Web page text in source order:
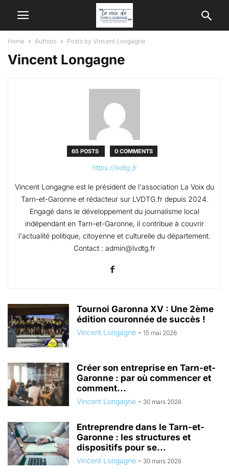
Home Authors Posts by Vincent Longagne
Vincent Longagne
65 POSTS 0 COMMENTS
https://lvdtg.fr
Vincent Longagne est le président de l'association La Voix du
Tarn-et-Garonne et rédacteur sur LVDTG.fr depuis 2024.
Engagé dans le développement du journalisme local
indépendant en Tarn-et-Garonne, il contribue à couvrir
l'actualité politique, citoyenne et culturelle du département.
Contact : admin@lvdtg.fr
Tournoi Garonna XV : Une 2ème
édition couronnée de succès !
Vincent Longagne - 15 mai 2026
Créer son entreprise en Tarn-et-
Garonne : par où commencer et
comment...
Vincent Longagne - 30 mars 2026
Entreprendre dans le Tarn-et-
Garonne : les structures et
dispositifs pour se...
Vincent Longagne - 30 mars 2026